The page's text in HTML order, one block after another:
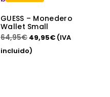
GUESS – Monedero
Wallet Small
64,95€ 49,95€ (IVA
incluido)